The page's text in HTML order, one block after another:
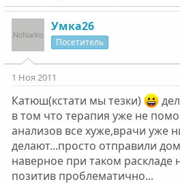
Умка26
Посетитель
1 Ноя 2011
Катюш(кстати мы тезки)
в том что терапия уже не
анализов все хуже,врачи уже
делают...просто отправили
наверное при таком раскладе
позитив проблематично...